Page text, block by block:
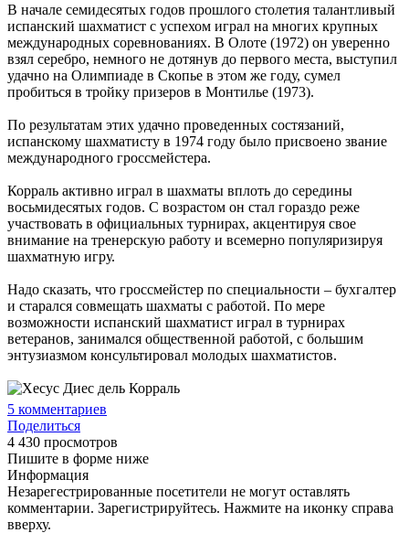
В начале семидесятых годов прошлого столетия талантливый
испанский шахматист с успехом играл на многих крупных
международных соревнованиях. В Олоте (1972) он уверенно
взял серебро, немного не дотянув до первого места, выступил
удачно на Олимпиаде в Скопье в этом же году, сумел
пробиться в тройку призеров в Монтилье (1973).
По результатам этих удачно проведенных состязаний,
испанскому шахматисту в 1974 году было присвоено звание
международного гроссмейстера.
Корраль активно играл в шахматы вплоть до середины
восьмидесятых годов. С возрастом он стал гораздо реже
участвовать в официальных турнирах, акцентируя свое
внимание на тренерскую работу и всемерно популяризируя
шахматную игру.
Надо сказать, что гроссмейстер по специальности – бухгалтер
и старался совмещать шахматы с работой. По мере
возможности испанский шахматист играл в турнирах
ветеранов, занимался общественной работой, с большим
энтузиазмом консультировал молодых шахматистов.
5 комментариев
Поделиться
4 430 просмотров
Пишите в форме ниже
Информация
Незарегестрированные посетители не могут оставлять
комментарии. Зарегистрируйтесь. Нажмите на иконку справа
вверху.